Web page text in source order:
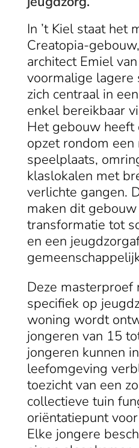
In ’t Kiel staat het
Creatopia-
architect Emiel
voormalige lagere
zich centraal in
enkel bereikbaar
Het gebouw
opzet rondom een
speelplaats,
klaslokalen met
verlichte gangen.
maken dit
transformatie tot
en een
Deze masterproef
specifiek op
woning wordt
jongeren van 15
jongeren kunnen
leefomgeving
toezicht van een
collectieve tuin
oriëntatiepunt
Elke jongere